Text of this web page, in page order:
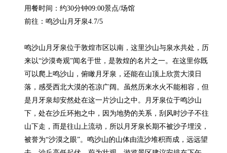
用餐时间：约30分钟09:00景点/场馆
前往：鸣沙山月牙泉4.7/5
鸣沙山月牙泉位于敦煌市区以南，这里沙山与泉水共处，历
来以“沙漠奇观”闻名于世，是敦煌的名片之一。在这里你既
可以爬上鸣沙山，俯瞰月牙泉，还能在山顶上欣赏大漠日
落，感受西北大漠的苍凉广阔。虽然历来水火不能相容，但
是月牙泉却安然处在这一片沙山之中。月牙泉位于鸣沙山
下，处在沙丘环抱之中，因为地势的关系，刮风时沙子不往
山下走，而是往山上流动，所以月牙泉长期不被沙子埋没，
被誉为“沙漠之眼”。鸣沙山的山体由流沙堆积而成，远远望